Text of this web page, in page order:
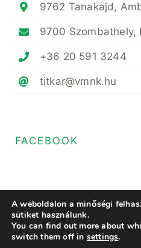
9762 Tanakajd,
9700 Szombathely,
+36 20 591 3244
titkar@vmnk.hu
FACEBOOK
© Copyright 2022- 2023 • Magyar
Kamara Vas Megyei Területi
A weboldalon a minőségi
sütiket használunk.
You can find out more about
switch them off in settings.